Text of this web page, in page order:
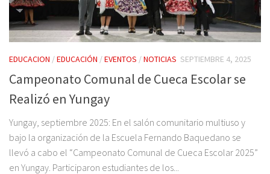
EDUCACION /EDUCACIÓN /EVENTOS /NOTICIAS SEPTIEMBRE 4, 2025
Campeonato Comunal de Cueca Escolar se
Realizó en Yungay
Yungay, septiembre 2025: En el salón comunitario multiuso y
bajo la organización de la Escuela Fernando Baquedano se
llevó a cabo el “Campeonato Comunal de Cueca Escolar 2025”
en Yungay. Participaron estudiantes de los...